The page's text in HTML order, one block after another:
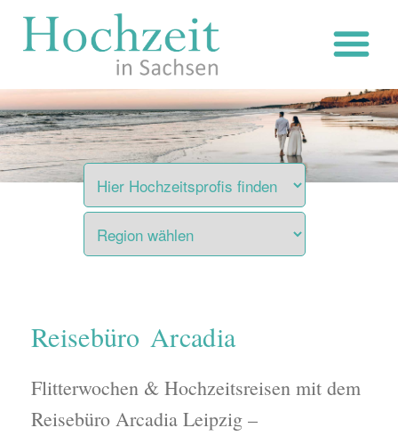
Inhalt
Reisebüro Arcadia
Flitterwochen & Hochzeitsreisen mit dem
Reisebüro Arcadia Leipzig –